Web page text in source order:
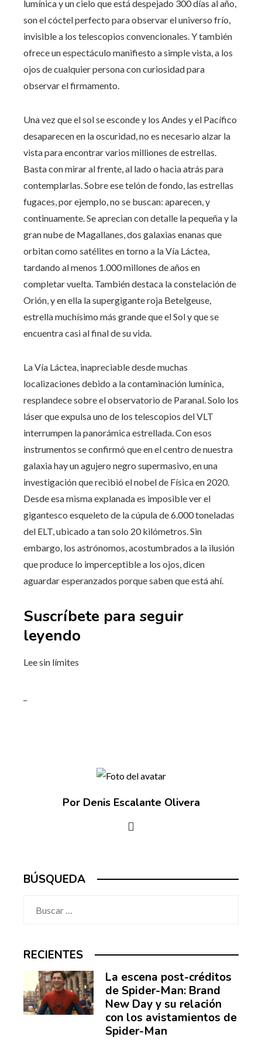
lumínica y un cielo que está despejado 300 días al año,
son el cóctel perfecto para observar el universo frío,
invisible a los telescopios convencionales. Y también
ofrece un espectáculo manifiesto a simple vista, a los
ojos de cualquier persona con curiosidad para
observar el firmamento.
Una vez que el sol se esconde y los Andes y el Pacífico
desaparecen en la oscuridad, no es necesario alzar la
vista para encontrar varios milliones de estrellas.
Basta con mirar al frente, al lado o hacia atrás para
contemplarlas. Sobre ese telón de fondo, las estrellas
fugaces, por ejemplo, no se buscan: aparecen, y
continuamente. Se aprecian con detalle la pequeña y la
gran nube de Magallanes, dos galaxias enanas que
orbitan como satélites en torno a la Vía Láctea,
tardando al menos 1.000 millones de años en
completar vuelta. También destaca la constelación de
Orión, y en ella la supergigante roja Betelgeuse,
estrella muchísimo más grande que el Sol y que se
encuentra casi al final de su vida.
La Vía Láctea, inapreciable desde muchas
localizaciones debido a la contaminación lumínica,
resplandece sobre el observatorio de Paranal. Solo los
láser que expulsa uno de los telescopios del VLT
interrumpen la panorámica estrellada. Con esos
instrumentos se confirmó que en el centro de nuestra
galaxia hay un agujero negro supermasivo, en una
investigación que recibió el nobel de Física en 2020.
Desde esa misma explanada es imposible ver el
gigantesco esqueleto de la cúpula de 6.000 toneladas
del ELT, ubicado a tan solo 20 kilómetros. Sin
embargo, los astrónomos, acostumbrados a la ilusión
que produce lo imperceptible a los ojos, dicen
aguardar esperanzados porque saben que está ahí.
Suscríbete para seguir
leyendo
Lee sin límites
Por Denis Escalante Olivera
BÚSQUEDA
RECIENTES
La escena post-créditos
de Spider-Man: Brand
New Day y su relación
con los avistamientos de
Spider-Man